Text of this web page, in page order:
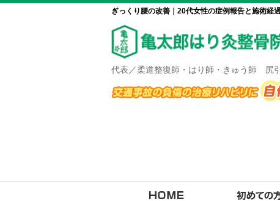
ぎっくり腰の改善｜20代女性の症例報告と施術経
代表／柔道整復師・はり師・きゅう師 尻